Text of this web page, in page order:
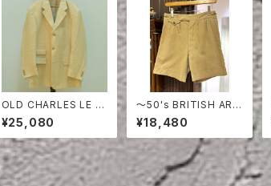
OLD CHARLES LE G
OLF LINEN HERRING
BONE TAILORED JA
CKET
¥25,080
〜50's BRITISH ARM
Y COTTON SHORT
S
¥18,480